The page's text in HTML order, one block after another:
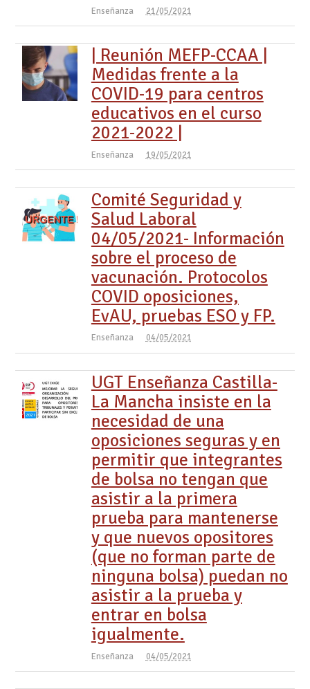
Enseñanza 21/05/2021
| Reunión MEFP-CCAA |
Medidas frente a la
COVID-19 para centros
educativos en el curso
2021-2022 |
Enseñanza 19/05/2021
Comité Seguridad y
Salud Laboral
04/05/2021- Información
sobre el proceso de
vacunación. Protocolos
COVID oposiciones,
EvAU, pruebas ESO y FP.
Enseñanza 04/05/2021
UGT Enseñanza Castilla-
La Mancha insiste en la
necesidad de una
oposiciones seguras y en
permitir que integrantes
de bolsa no tengan que
asistir a la primera
prueba para mantenerse
y que nuevos opositores
(que no forman parte de
ninguna bolsa) puedan no
asistir a la prueba y
entrar en bolsa
igualmente.
Enseñanza 04/05/2021